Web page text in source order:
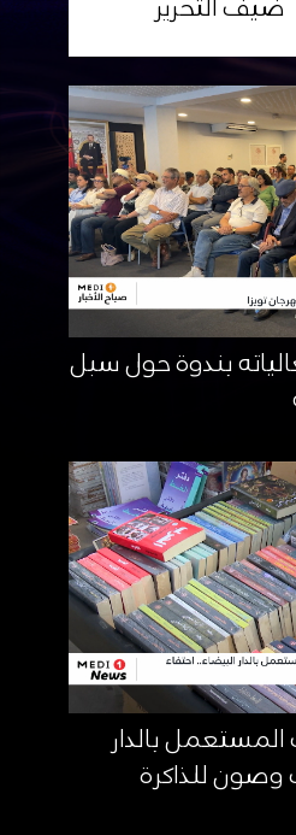
ضيف التحرير
بندوة حول سبل
بالدار
وصون للذاكرة